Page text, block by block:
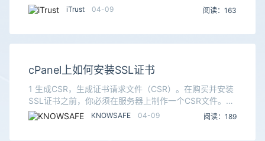
服务器上制作一个CSR文件。该文件中的公钥会用来生成
iTrust 04-09 阅读：163
cPanel上如何安装SSL证书
1 生成CSR，生成证书请求文件（CSR）。在购买并安装
SSL证书之前，你必须在服务器上制作一个CSR文件。该
文件中的公钥会用来生成私钥。登陆到cPanel。打开控制
KNOWSAFE 04-09 阅读：189